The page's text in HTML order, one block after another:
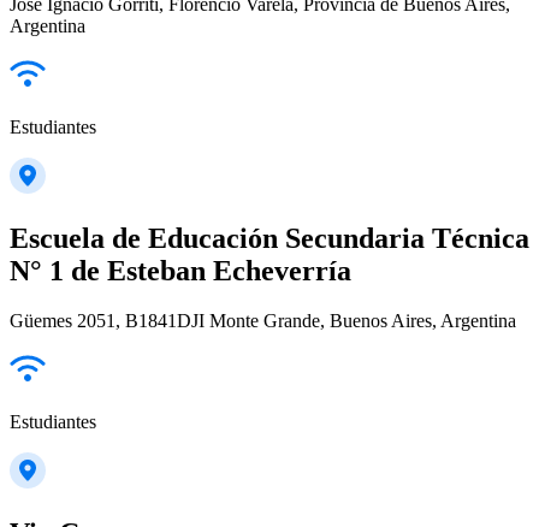
Argentina
Estudiantes
Escuela de Educación Secundaria Técnica
N° 1 de Esteban Echeverría
Güemes 2051, B1841DJI Monte Grande, Buenos Aires, Argentina
Estudiantes